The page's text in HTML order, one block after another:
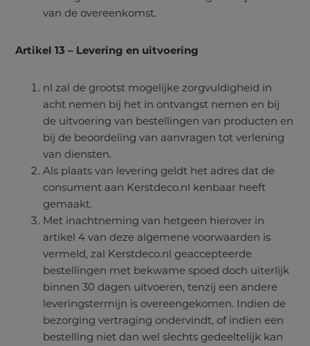
van de overeenkomst.
Artikel 13 – Levering en uitvoering
nl zal de grootst mogelijke zorgvuldigheid in
acht nemen bij het in ontvangst nemen en bij
de uitvoering van bestellingen van producten en
bij de beoordeling van aanvragen tot verlening
van diensten.
Als plaats van levering geldt het adres dat de
consument aan Kerstdeco.nl kenbaar heeft
gemaakt.
Met inachtneming van hetgeen hierover in
artikel 4 van deze algemene voorwaarden is
vermeld, zal Kerstdeco.nl geaccepteerde
bestellingen met bekwame spoed doch uiterlijk
binnen 30 dagen uitvoeren, tenzij een andere
leveringstermijn is overeengekomen. Indien de
bezorging vertraging ondervindt, of indien een
bestelling niet dan wel slechts gedeeltelijk kan